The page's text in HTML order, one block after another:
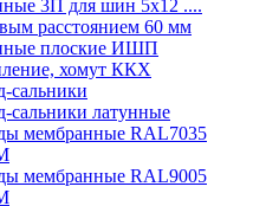
3П для шин 5х12 ....
расстоянием 60 мм
плоские ИШП
хомут ККХ
сальники
сальники латунные
мембранные RAL7035
мембранные RAL9005